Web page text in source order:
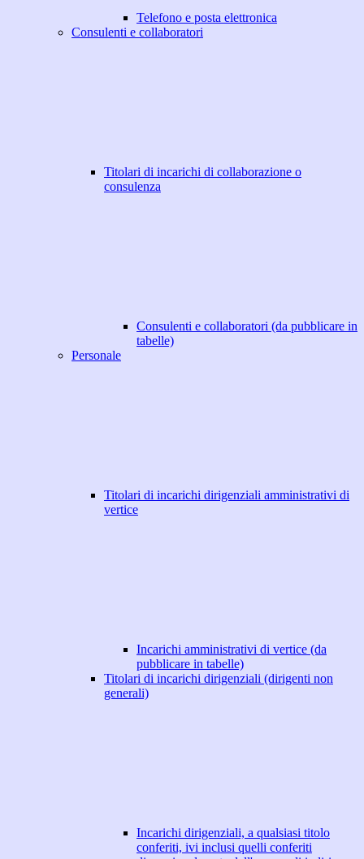
Telefono e posta elettronica
Consulenti e collaboratori
Titolari di incarichi di collaborazione o
consulenza
Consulenti e collaboratori (da pubblicare in
tabelle)
Personale
Titolari di incarichi dirigenziali amministrativi di
vertice
Incarichi amministrativi di vertice (da
pubblicare in tabelle)
Titolari di incarichi dirigenziali (dirigenti non
generali)
Incarichi dirigenziali, a qualsiasi titolo
conferiti, ivi inclusi quelli conferiti